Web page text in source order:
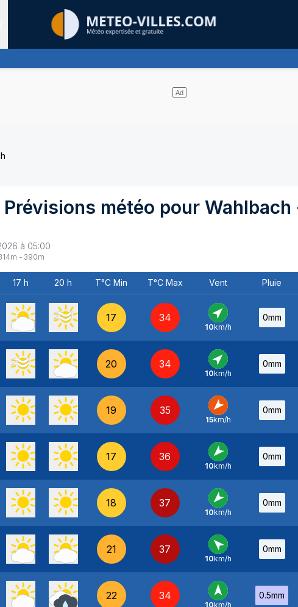
Sites expertis&eacute;s
nuages
Prévisions météo pour Wahlbach
à 05:00
m - 390m
17 h 20 h T°C Min T°C Max Vent Pluie
17 34
SO -
10km/h
0mm
20 34
SO -
10km/h
0mm
19 35
NE -
15km/h
0mm
17 36
NE -
10km/h
0mm
18 37
NE -
10km/h
0mm
21 37
SE -
10km/h
0mm
22 34
10km/h
0.5mm